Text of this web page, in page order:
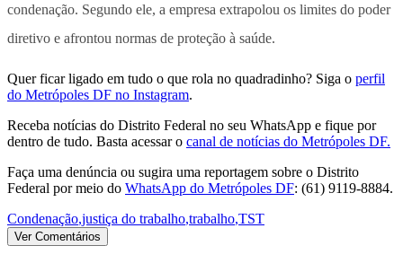
condenação. Segundo ele, a empresa extrapolou os limites do poder
diretivo e afrontou normas de proteção à saúde.
Quer ficar ligado em tudo o que rola no quadradinho? Siga o perfil
do Metrópoles DF no Instagram.
Receba notícias do Distrito Federal no seu WhatsApp e fique por
dentro de tudo. Basta acessar o canal de notícias do Metrópoles DF.
Faça uma denúncia ou sugira uma reportagem sobre o Distrito
Federal por meio do WhatsApp do Metrópoles DF: (61) 9119-8884.
Condenação,justiça do trabalho,trabalho,TST
Ver Comentários